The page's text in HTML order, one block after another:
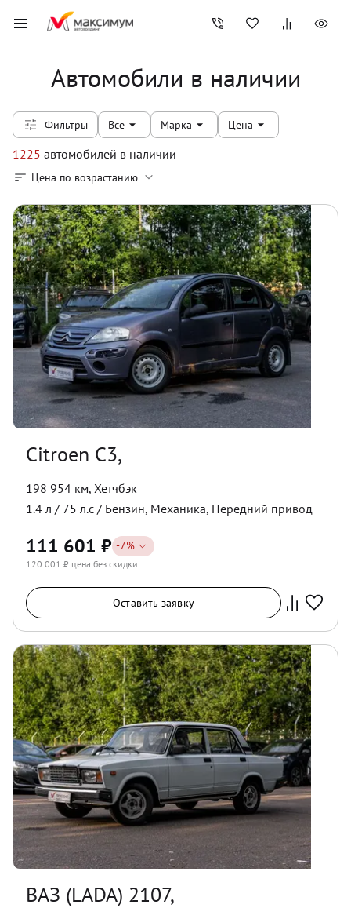
Автомобили в наличии
Фильтры Все Марка Цена
1225 автомобилей в наличии
Цена по возрастанию
Citroen C3,
198 954 км, Хетчбэк
1.4 л / 75 л.с / Бензин, Механика, Передний привод
111 601 ₽ -7%
120 001 ₽ цена без скидки
Оставить заявку
ВАЗ (LADA) 2107,